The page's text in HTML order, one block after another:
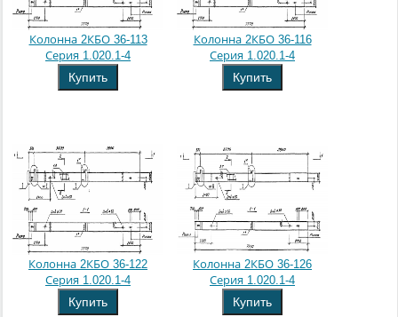
Колонна 2КБО 36-113
Серия 1.020.1-4
Купить
Колонна 2КБО 36-116
Серия 1.020.1-4
Купить
Колонна 2КБО 36-122
Серия 1.020.1-4
Купить
Колонна 2КБО 36-126
Серия 1.020.1-4
Купить